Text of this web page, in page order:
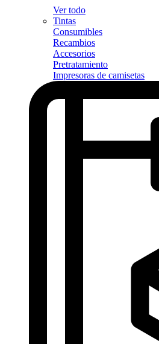
Ver todo
Tintas
Consumibles
Recambios
Accesorios
Pretratamiento
Impresoras de camisetas